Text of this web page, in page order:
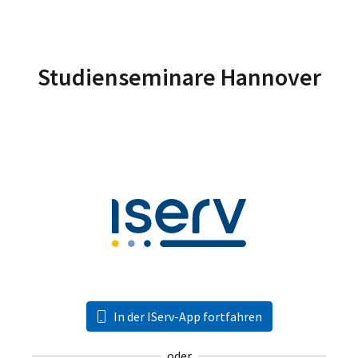
Studienseminare Hannover
In der IServ-App fortfahren